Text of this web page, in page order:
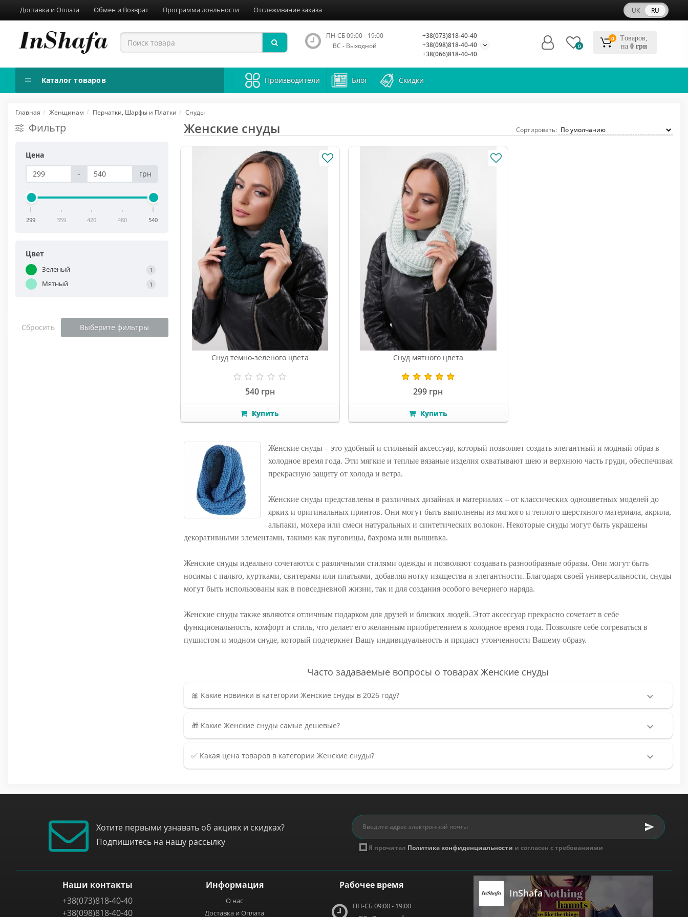
Доставка и Оплата Обмен и Возврат Программа лояльности Отслеживание заказа UK RU
ПН-СБ 09:00 - 19:00
ВС - Выходной
+38(073)818-40-40
+38(098)818-40-40
+38(066)818-40-40
0
0
Tоваров,
на 0 грн
Каталог товаров Производители Блог Скидки
Главная Женщинам Перчатки, Шарфы и Платки Снуды
Фильтр
Цена
-
грн
299 359 420 480 540
Цвет
Зеленый 1
Мятный 1
Сбросить Выберите фильтры
Женские снуды Сортировать:
Снуд темно-зеленого цвета
540 грн
Купить
Снуд мятного цвета
299 грн
Купить
Женские снуды – это удобный и стильный аксессуар, который позволяет создать элегантный и модный образ в
холодное время года. Эти мягкие и теплые вязаные изделия охватывают шею и верхнюю часть груди, обеспечивая
прекрасную защиту от холода и ветра.
Женские снуды представлены в различных дизайнах и материалах – от классических одноцветных моделей до
ярких и оригинальных принтов. Они могут быть выполнены из мягкого и теплого шерстяного материала, акрила,
альпаки, мохера или смеси натуральных и синтетических волокон. Некоторые снуды могут быть украшены
декоративными элементами, такими как пуговицы, бахрома или вышивка.
Женские снуды идеально сочетаются с различными стилями одежды и позволяют создавать разнообразные образы. Они могут быть
носимы с пальто, куртками, свитерами или платьями, добавляя нотку изящества и элегантности. Благодаря своей универсальности, снуды
могут быть использованы как в повседневной жизни, так и для создания особого вечернего наряда.
Женские снуды также являются отличным подарком для друзей и близких людей. Этот аксессуар прекрасно сочетает в себе
функциональность, комфорт и стиль, что делает его желанным приобретением в холодное время года. Позвольте себе согреваться в
пушистом и модном снуде, который подчеркнет Вашу индивидуальность и придаст утонченности Вашему образу.
Часто задаваемые вопросы о товарах Женские снуды
🎀 Какие новинки в категории Женские снуды в 2026 году?
🎁 Какие Женские снуды самые дешевые?
✅ Какая цена товаров в категории Женские снуды?
Хотите первыми узнавать об акциях и скидках?
Подпишитесь на нашу рассылку
Я прочитал Политика конфиденциальности и согласен с требованиями
Наши контакты
+38(073)818-40-40
+38(098)818-40-40
Информация
О нас
Доставка и Оплата
Рабочее время
ПН-СБ 09:00 - 19:00
InShafa